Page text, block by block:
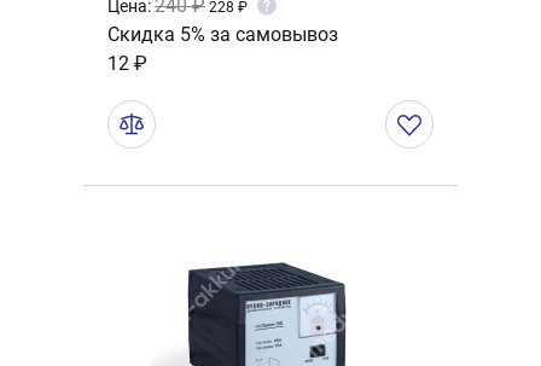
Цена:240 ₽ 228 ₽ ?
Скидка 5% за самовывоз
12 ₽